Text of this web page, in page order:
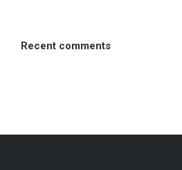
Recent comments